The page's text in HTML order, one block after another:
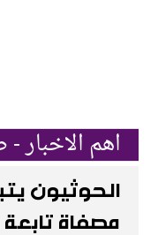
اهم الاخبار
الحوثيون
مصفاة تابعة